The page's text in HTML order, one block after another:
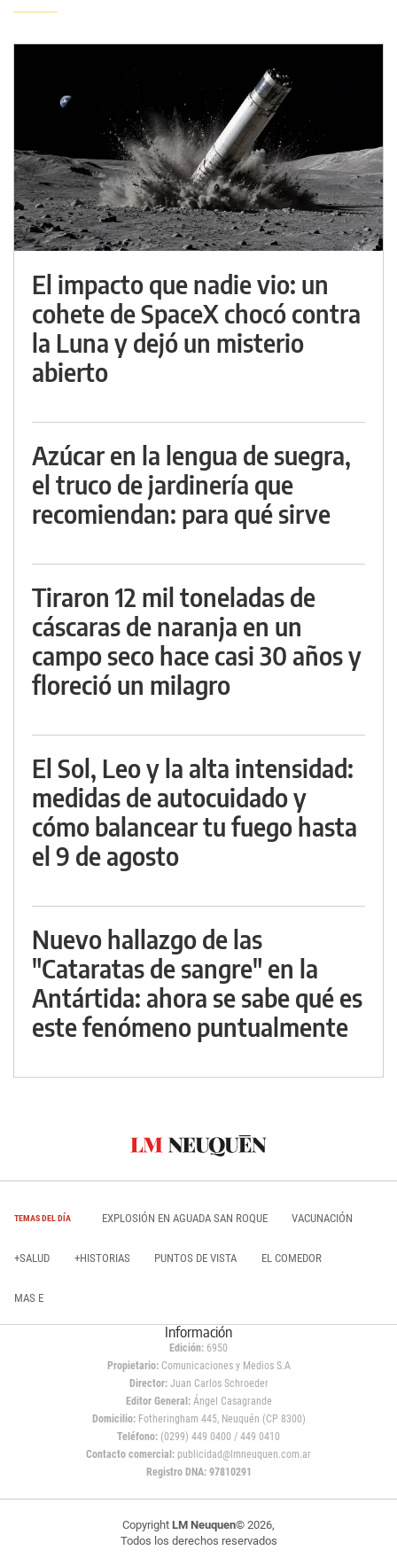
El impacto que nadie vio: un
cohete de SpaceX chocó contra
la Luna y dejó un misterio
abierto
Azúcar en la lengua de suegra,
el truco de jardinería que
recomiendan: para qué sirve
Tiraron 12 mil toneladas de
cáscaras de naranja en un
campo seco hace casi 30 años y
floreció un milagro
El Sol, Leo y la alta intensidad:
medidas de autocuidado y
cómo balancear tu fuego hasta
el 9 de agosto
Nuevo hallazgo de las
"Cataratas de sangre" en la
Antártida: ahora se sabe qué es
este fenómeno puntualmente
TEMAS DEL DÍA EXPLOSIÓN EN AGUADA SAN ROQUE VACUNACIÓN
+SALUD +HISTORIAS PUNTOS DE VISTA EL COMEDOR
MAS E
Información
Edición: 6950
Propietario:Comunicaciones y Medios S.A
Director: Juan Carlos Schroeder
Editor General:Ángel Casagrande
Domicilio:Fotheringham 445, Neuquén (CP 8300)
Teléfono: (0299) 449 0400 / 449 0410
Contacto comercial: publicidad@lmneuquen.com.ar
Registro DNA: 97810291
Copyright LM Neuquen© 2026,
Todos los derechos reservados